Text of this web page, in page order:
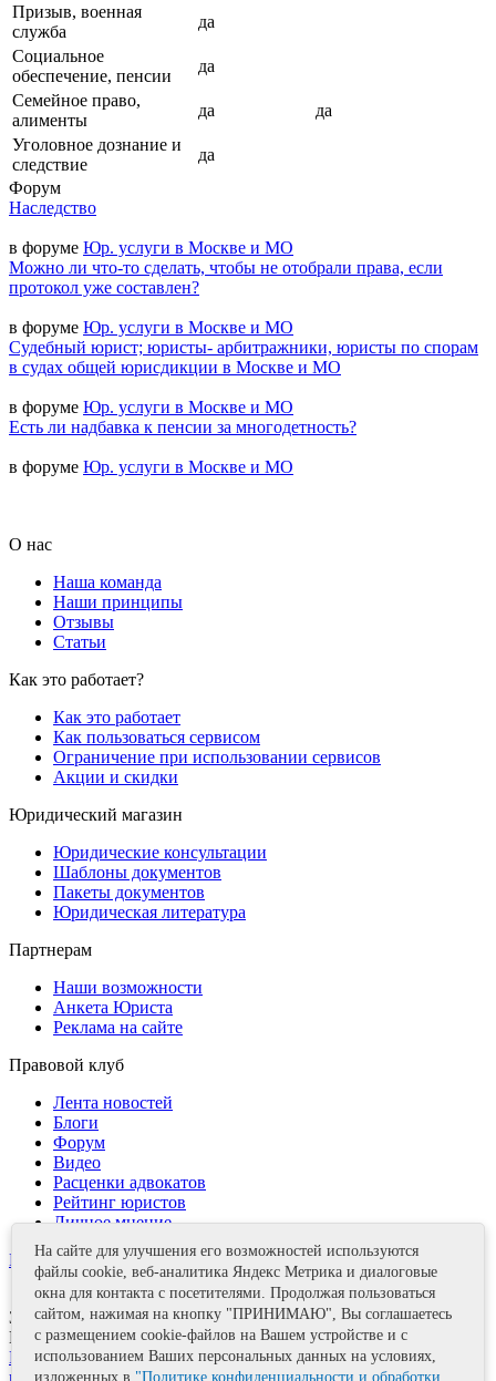
Призыв, военная
служба
да
Социальное
обеспечение, пенсии
да
Семейное право,
алименты
да
да
Уголовное дознание и
следствие
да
Форум
Наследство
в форуме Юр. услуги в Москве и МО
Можно ли что-то сделать, чтобы не отобрали права, если
протокол уже составлен?
в форуме Юр. услуги в Москве и МО
Судебный юрист; юристы- арбитражники, юристы по спорам
в судах общей юрисдикции в Москве и МО
в форуме Юр. услуги в Москве и МО
Есть ли надбавка к пенсии за многодетность?
в форуме Юр. услуги в Москве и МО
О нас
Наша команда
Наши принципы
Отзывы
Статьи
Как это работает?
Как это работает
Как пользоваться сервисом
Ограничение при использовании сервисов
Акции и скидки
Юридический магазин
Юридические консультации
Шаблоны документов
Пакеты документов
Юридическая литература
Партнерам
Наши возможности
Анкета Юриста
Реклама на сайте
Правовой клуб
Лента новостей
Блоги
Форум
Видео
Расценки адвокатов
Рейтинг юристов
Личное мнение
Контакты
Задать вопрос
Поделиться
Политика информационной безопасности Правила
использования материалов
На сайте для улучшения его возможностей используются
файлы cookie, веб-аналитика Яндекс Метрика и диалоговые
окна для контакта с посетителями. Продолжая пользоваться
сайтом, нажимая на кнопку "ПРИНИМАЮ", Вы соглашаетесь
с размещением cookie-файлов на Вашем устройстве и с
использованием Ваших персональных данных на условиях,
изложенных в "Политике конфиденциальности и обработки